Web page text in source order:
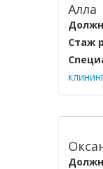
Алла
Стаж